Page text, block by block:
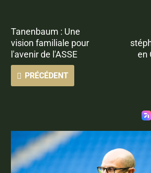
Tanenbaum : Une
vision familiale pour
l'avenir de l'ASSE
PRÉCÉDENT
en